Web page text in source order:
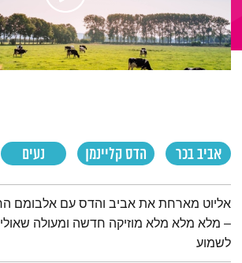
אביב בכר הדס קליינמן נעים
תמצית הפודקאסט
אליוט מארחת את אביב והדס עם אלבומם
– מלא מלא מלא מוזיקה חדשה ומעולה
לשמוע